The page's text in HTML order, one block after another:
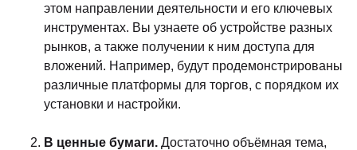
этом направлении деятельности и его ключевых
инструментах. Вы узнаете об устройстве разных
рынков, а также получении к ним доступа для
вложений. Например, будут продемонстрированы
различные платформы для торгов, с порядком их
установки и настройки.
В ценные бумаги. Достаточно объёмная тема,